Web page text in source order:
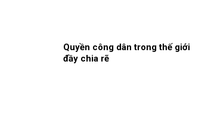
Quyền công dân trong thế giới
đầy chia rẽ